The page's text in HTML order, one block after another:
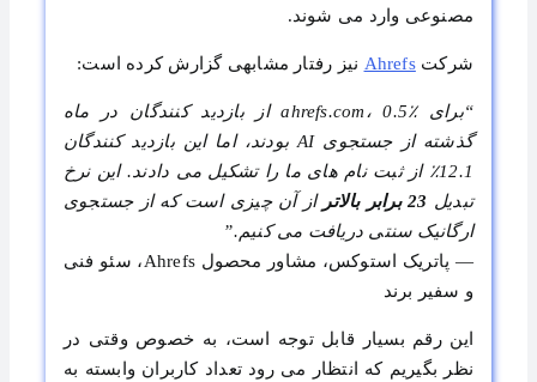
مصنوعی وارد می شوند.
شرکتAhrefs نیز رفتار مشابهی گزارش کرده است:
“برای ahrefs.com، 0.5٪ از بازدید کنندگان در ماه
گذشته از جستجوی AI بودند، اما این بازدید کنندگان
12.1٪ از ثبت نام های ما را تشکیل می دادند. این نرخ
تبدیل 23 برابر بالاتر
از آن چیزی است که از جستجوی
ارگانیک سنتی دریافت می کنیم.”
— پاتریک استوکس، مشاور محصول Ahrefs، سئو فنی
و سفیر برند
این رقم بسیار قابل توجه است، به خصوص وقتی در
نظر بگیریم که انتظار می رود تعداد کاربران وابسته به